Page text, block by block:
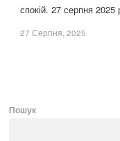
спокій. 27 серпня
27 Серпня, 2025
Пошук